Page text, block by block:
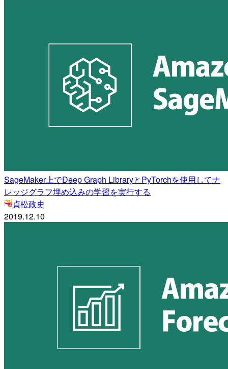
SageMaker上でDeep Graph LibraryとPyTorchを使用してナ
レッジグラフ埋め込みの学習を実行する
貞松政史
2019.12.10